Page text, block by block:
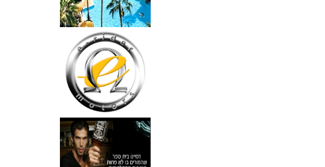
720
₪
מידע נוסף
פינצטה לד מאירה
30
₪
מידע נוסף
Pour Homme125ML by I
285
₪
מידע נוסף